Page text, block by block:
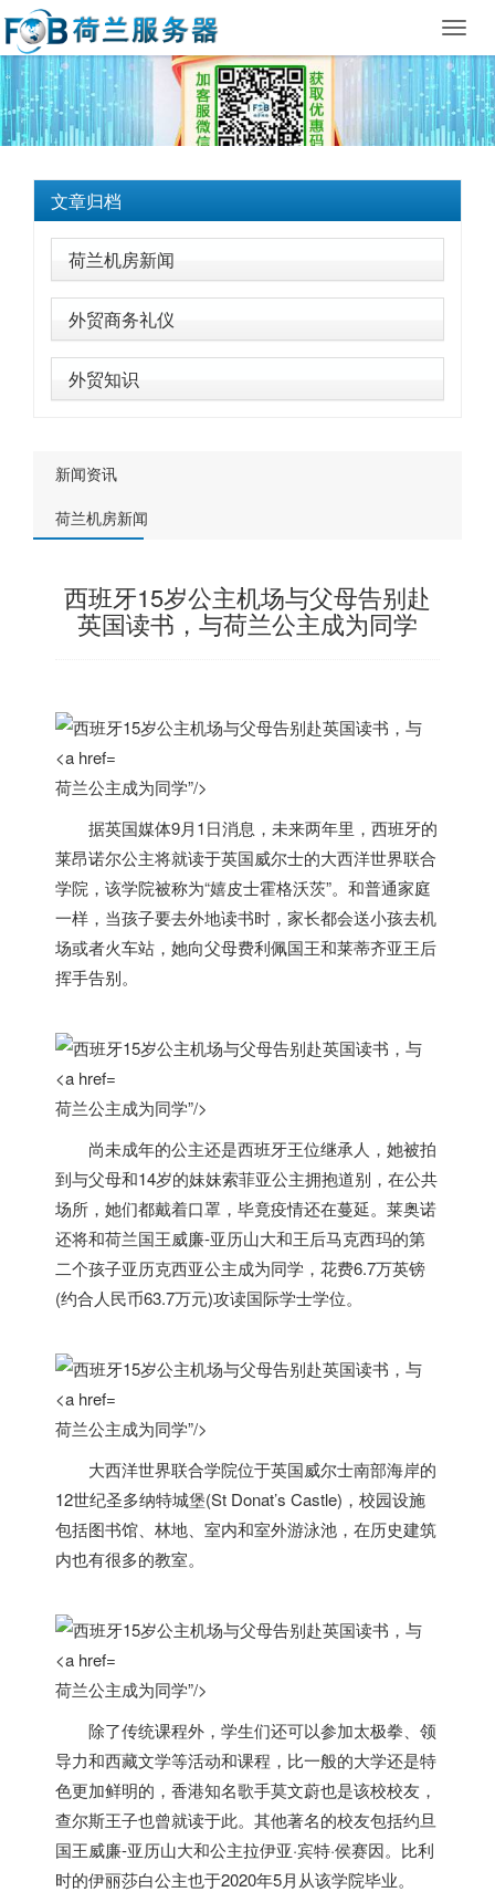
文章归档
荷兰机房新闻
外贸商务礼仪
外贸知识
新闻资讯
荷兰机房新闻
西班牙15岁公主机场与父母告别赴
英国读书，与荷兰公主成为同学
荷兰公主成为同学”/>
据英国媒体9月1日消息，未来两年里，西班牙的
莱昂诺尔公主将就读于英国威尔士的大西洋世界联合
学院，该学院被称为“嬉皮士霍格沃茨”。和普通家庭
一样，当孩子要去外地读书时，家长都会送小孩去机
场或者火车站，她向父母费利佩国王和莱蒂齐亚王后
挥手告别。
荷兰公主成为同学”/>
尚未成年的公主还是西班牙王位继承人，她被拍
到与父母和14岁的妹妹索菲亚公主拥抱道别，在公共
场所，她们都戴着口罩，毕竟疫情还在蔓延。莱奥诺
还将和荷兰国王威廉-亚历山大和王后马克西玛的第
二个孩子亚历克西亚公主成为同学，花费6.7万英镑
(约合人民币63.7万元)攻读国际学士学位。
荷兰公主成为同学”/>
大西洋世界联合学院位于英国威尔士南部海岸的
12世纪圣多纳特城堡(St Donat’s Castle)，校园设施
包括图书馆、林地、室内和室外游泳池，在历史建筑
内也有很多的教室。
荷兰公主成为同学”/>
除了传统课程外，学生们还可以参加太极拳、领
导力和西藏文学等活动和课程，比一般的大学还是特
色更加鲜明的，香港知名歌手莫文蔚也是该校校友，
查尔斯王子也曾就读于此。其他著名的校友包括约旦
国王威廉-亚历山大和公主拉伊亚·宾特·侯赛因。比利
时的伊丽莎白公主也于2020年5月从该学院毕业。